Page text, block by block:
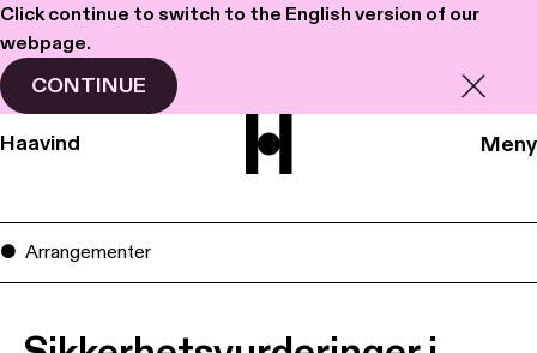
Click continue to switch to the English version of our
webpage.
CONTINUE
Haavind Meny
Arrangementer